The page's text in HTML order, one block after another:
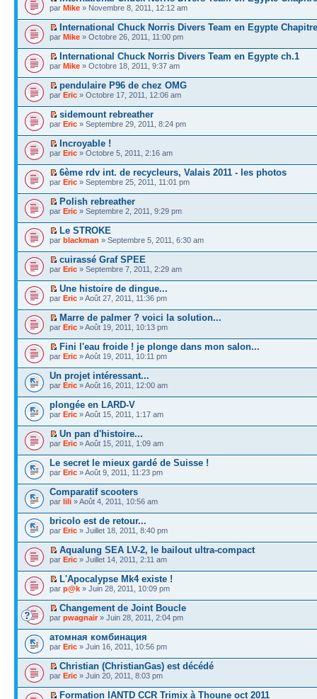
par Mike » Novembre 8, 2011, 12:12 am
International Chuck Norris Divers Team en Egypte
par Mike » Octobre 26, 2011, 11:00 pm
International Chuck Norris Divers Team en Egypte ch.1
par Mike » Octobre 18, 2011, 9:37 am
pendulaire P96 de chez OMG
par Eric » Octobre 17, 2011, 12:06 am
sidemount rebreather
par Eric » Septembre 29, 2011, 8:24 pm
Incroyable !
par Eric » Octobre 5, 2011, 2:16 am
6ème rdv int. de recycleurs, Valais 2011 - les photos
par Eric » Septembre 25, 2011, 11:01 pm
Polish rebreather
par Eric » Septembre 2, 2011, 9:29 pm
Le STROKE
par blackman » Septembre 5, 2011, 6:30 am
cuirassé Graf SPEE
par Eric » Septembre 7, 2011, 2:29 am
Une histoire de dingue...
par Eric » Août 27, 2011, 11:36 pm
Marre de palmer ? voici la solution...
par Eric » Août 19, 2011, 10:13 pm
Fini l'eau froide ! je plonge dans mon salon...
par Eric » Août 19, 2011, 10:11 pm
Un projet intéressant...
par Eric » Août 16, 2011, 12:00 am
plongée en LARD-V
par Eric » Août 15, 2011, 1:17 am
Un pan d'histoire...
par Eric » Août 15, 2011, 1:09 am
Le secret le mieux gardé de Suisse !
par Eric » Août 9, 2011, 11:23 pm
Comparatif scooters
par lili » Août 4, 2011, 10:56 am
bricolo est de retour...
par Eric » Juillet 18, 2011, 8:40 pm
Aqualung SEA LV-2, le bailout ultra-compact
par Eric » Juillet 14, 2011, 2:11 am
L'Apocalypse Mk4 existe !
par p@k » Juin 28, 2011, 10:09 pm
Changement de Joint Boucle
par pwagnair» Juin 28, 2011, 2:04 pm
атомная комбинация
par Eric » Juin 16, 2011, 10:56 pm
Christian (ChristianGas) est décédé
par Eric » Juin 20, 2011, 8:03 pm
Formation IANTD CCR Trimix à Thoune oct 2011